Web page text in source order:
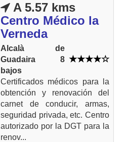
A 5.57 kms
Centro Médico la
Verneda
Alcalà de
Guadaira 8
bajos
Certificados médicos para la
obtención y renovación del
carnet de conducir, armas,
seguridad privada, etc. Centro
autorizado por la DGT para la
renov...